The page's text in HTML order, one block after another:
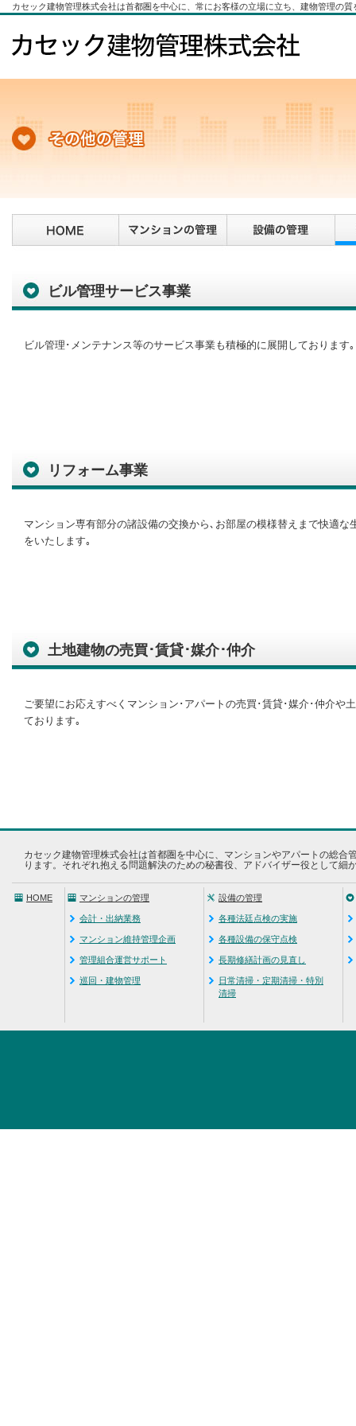
カセック建物管理株式会社は首都圏を中心に、常にお客様の立場に立ち、建物管理の
ビル管理サービス事業
ビル管理･メンテナンス等のサービス事業も積極的に展開しております｡
リフォーム事業
マンション専有部分の諸設備の交換から､お部屋の模様替えまで快適な
をいたします｡
土地建物の売買･賃貸･媒介･仲介
ご要望にお応えすべくマンション･アパートの売買･賃貸･媒介･仲介や
ております｡
カセック建物管理株式会社は首都圏を中心に、マンションやアパートの総
ります。それぞれ抱える問題解決のための秘書役、アドバイザー役として
HOME マンションの管理
会計・出納業務
マンション維持管理企画
管理組合運営サポート
巡回・建物管理
設備の管理
各種法廷点検の実施
各種設備の保守点検
長期修繕計画の見直し
日常清掃・定期清掃・特別
清掃